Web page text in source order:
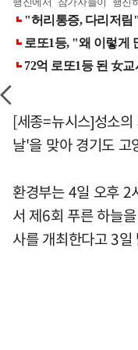
[세종=뉴시스]성소
날'을 맞아 경기도 고
환경부는 4일 오후 2
서 제6회 푸른 하늘
사를 개최한다고 3일